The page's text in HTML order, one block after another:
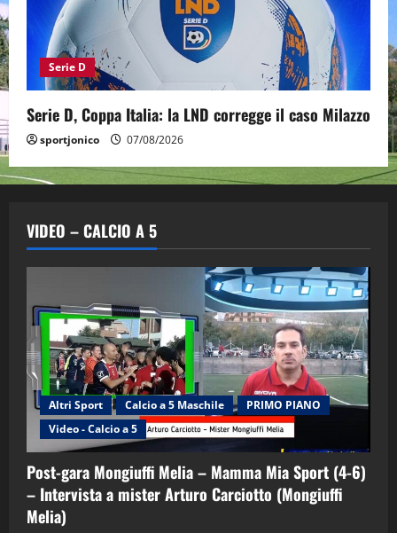
Serie D
Serie D, Coppa Italia: la LND corregge il caso Milazzo
sportjonico 07/08/2026
VIDEO – CALCIO A 5
Altri Sport Calcio a 5 Maschile
PRIMO PIANO
Video - Calcio a 5
Post-gara Mongiuffi Melia – Mamma Mia Sport (4-6)
– Intervista a mister Arturo Carciotto (Mongiuffi
Melia)